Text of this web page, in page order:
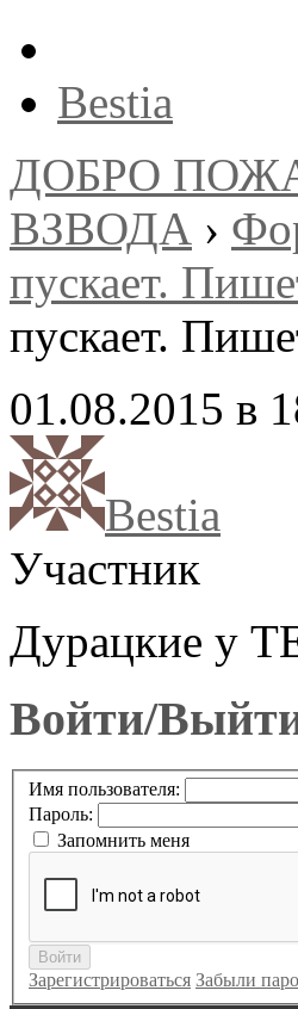
Bestia
ДОБРО
ВЗВОДА ›
пускает.
пускает.
01.08.2015 в
Bestia
Участник
Дурацкие у
Войти/
Имя пользователя:
Пароль:
Запомнить меня
Войти
Зарегистрироваться Забыли